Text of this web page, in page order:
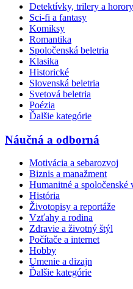
Detektívky, trilery a horory
Sci-fi a fantasy
Komiksy
Romantika
Spoločenská beletria
Klasika
Historické
Slovenská beletria
Svetová beletria
Poézia
Ďalšie kategórie
Náučná a odborná
Motivácia a sebarozvoj
Biznis a manažment
Humanitné a spoločenské
História
Životopisy a reportáže
Vzťahy a rodina
Zdravie a životný štýl
Počítače a internet
Hobby
Umenie a dizajn
Ďalšie kategórie